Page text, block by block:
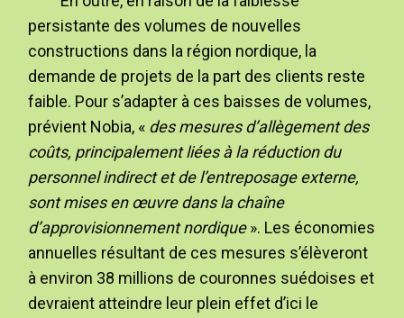
persistante des volumes de nouvelles
constructions dans la région nordique, la
demande de projets de la part des clients reste
faible. Pour s’adapter à ces baisses de volumes,
prévient Nobia, « des mesures d’allègement des
coûts, principalement liées à la réduction du
personnel indirect et de l’entreposage externe,
sont mises en œuvre dans la chaîne
d’approvisionnement nordique». Les économies
annuelles résultant de ces mesures s’élèveront
à environ 38 millions de couronnes suédoises et
devraient atteindre leur plein effet d’ici le